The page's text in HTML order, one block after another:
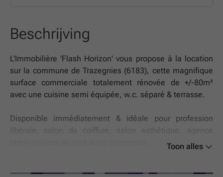
Beschrijving
L'Immobilière 'Flash Horizon' vous propose à la location
sur la commune de Trazegnies (6183), cette magnifique
surface commerciale totalement rénovée de +/-80m²
avec une cuisine semi équipée, w.c. séparé & terrasse.
Disponible immédiatement & idéale pour profession
libérale, salon de coiffure, salon esthétique, agence
Toon alles